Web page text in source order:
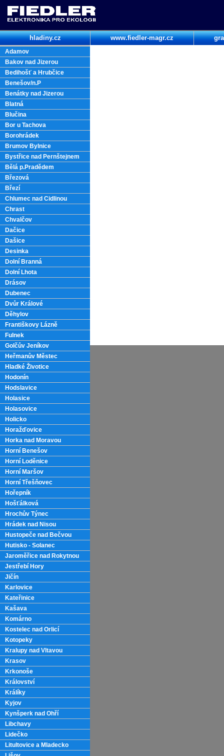
hladiny.cz www.fiedler-magr.cz
Adamov
Bakov nad Jizerou
Bedihošť a Hrubčice
Benešov/n.P
Benátky nad Jizerou
Blatná
Blučina
Bor u Tachova
Borohrádek
Brumov Bylnice
Bystřice nad Pernštejnem
Bělá p.Pradědem
Březová
Březí
Chlumec nad Cidlinou
Chrast
Chvalčov
Dačice
Dašice
Desinka
Dolní Branná
Dolní Lhota
Drásov
Dubenec
Dvůr Králové
Děhylov
Františkovy Lázně
Fulnek
Golčův Jeníkov
Heřmanův Městec
Hladké Životice
Hodonín
Hodslavice
Holasice
Holasovice
Holicko
Horažďovice
Horka nad Moravou
Horní Benešov
Horní Loděnice
Horní Maršov
Horní Třešňovec
Hořepník
Hošťálková
Hrochův Týnec
Hrádek nad Nisou
Hustopeče nad Bečvou
Hutisko - Solanec
Jaroměřice nad Rokytnou
Jestřebí Hory
Jičín
Karlovice
Kateřinice
Kašava
Komárno
Kostelec nad Orlicí
Kotopeky
Kralupy nad Vltavou
Krasov
Krkonoše
Království
Králíky
Kyjov
Kynšperk nad Ohří
Libchavy
Lidečko
Litultovice a Mladecko